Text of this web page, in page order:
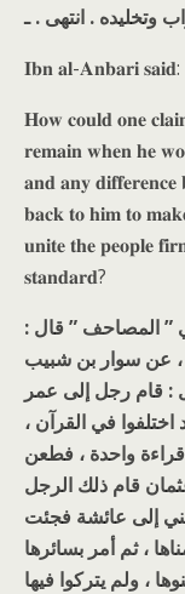
وتخليده . انتهى . ـ
𝐈𝐛𝐧 𝐚𝐥-𝐀𝐧𝐛𝐚𝐫𝐢 𝐬𝐚𝐢𝐝:
𝐇𝐨𝐰 𝐜𝐨𝐮𝐥𝐝 𝐨𝐧𝐞
𝐫𝐞𝐦𝐚𝐢𝐧 𝐰𝐡𝐞𝐧 𝐡𝐞
𝐚𝐧𝐝 𝐚𝐧𝐲
𝐛𝐚𝐜𝐤 𝐭𝐨 𝐡𝐢𝐦 𝐭𝐨
𝐮𝐧𝐢𝐭𝐞 𝐭𝐡𝐞 𝐩𝐞𝐨𝐩𝐥𝐞
𝐬𝐭𝐚𝐧𝐝𝐚𝐫𝐝?
” المصاحف ” قال :
، عن سوار بن شبيب
: قام رجل إلى عمر
في القرآن ،
واحدة ، فطعن
قام ذلك الرجل
إلى عائشة فجئت
، ثم أمر بسائرها
، ولم يتركوا فيها